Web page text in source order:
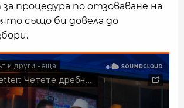
процедура по отзоваване на
също би довела до